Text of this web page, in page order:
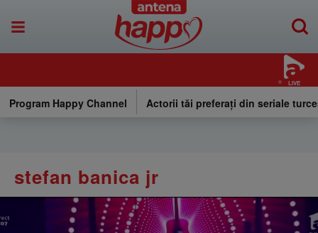
LIVE
Program Happy Channel Actorii tăi preferați din seriale
stefan banica jr